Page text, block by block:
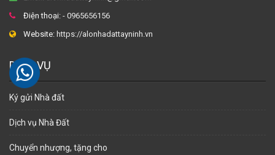
Điện thoại: - 0965656156
Website: https://alonhadattayninh.vn
DỊCH VỤ
Ký gửi Nhà đất
Dịch vụ Nhà Đất
Chuyển nhượng, tặng cho